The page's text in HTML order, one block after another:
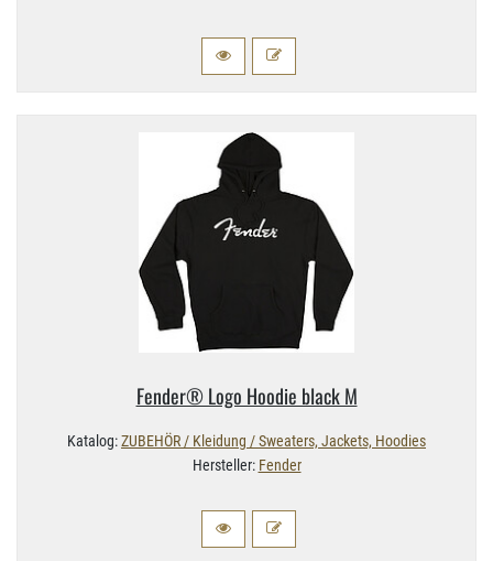
Fender® Logo Hoodie black M
Katalog:ZUBEHÖR / Kleidung / Sweaters, Jackets, Hoodies
Hersteller: Fender